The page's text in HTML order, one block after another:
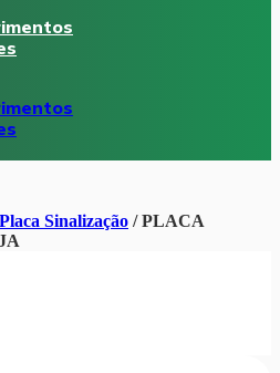
Placa Sinalização / PLACA